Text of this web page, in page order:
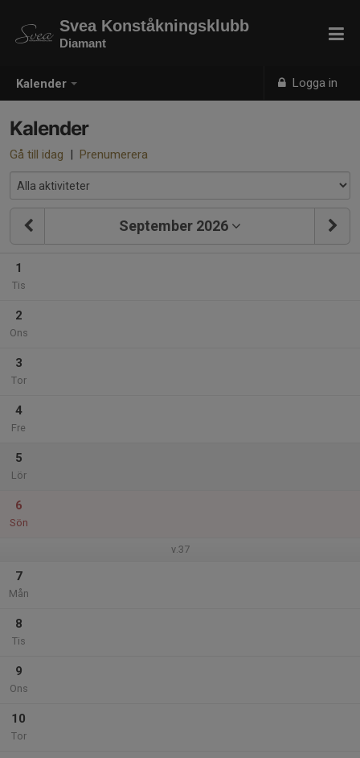
Kalender Logga in
Svea Konståkningsklubb
Diamant
Kalender
Gå till idag | Prenumerera
September 2026
1
Tis
2
Ons
3
Tor
4
Fre
5
Lör
6
Sön
v.37
7
Mån
8
Tis
9
Ons
10
Tor